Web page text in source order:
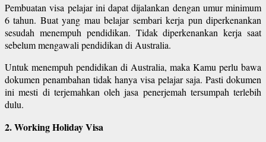
Pembuatan visa pelajar ini dapat dijalankan dengan umur minimum
6 tahun. Buat yang mau belajar sembari kerja pun diperkenankan
sesudah menempuh pendidikan. Tidak diperkenankan kerja saat
sebelum mengawali pendidikan di Australia.
Untuk menempuh pendidikan di Australia, maka Kamu perlu bawa
dokumen penambahan tidak hanya visa pelajar saja. Pasti dokumen
ini mesti di terjemahkan oleh jasa penerjemah tersumpah terlebih
dulu.
2. Working Holiday Visa